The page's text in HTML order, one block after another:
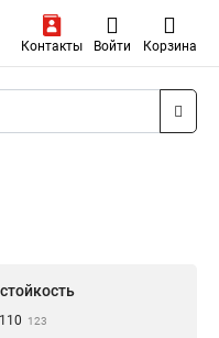
Контакты Войти Корзина
123